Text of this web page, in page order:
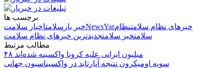
برچسب ها
خبر یار سلامتاخبار سلامت NewsYar خبرهای نظام سلامتنظام
سلامتخبر سلامتجدیدترین خبرهای نظام سلامت
مطالب مرتبط
۴۸ میلیون ایرانی علیه کرونا واکسینه شده‌اند
سویه اومیکرون نتیجه آپارتاید در واکسیناسیون جهانی